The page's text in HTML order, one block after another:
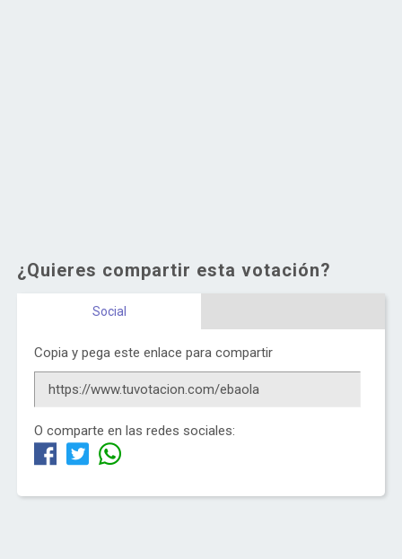
¿Quieres compartir esta votación?
Social
Copia y pega este enlace para compartir
O comparte en las redes sociales: